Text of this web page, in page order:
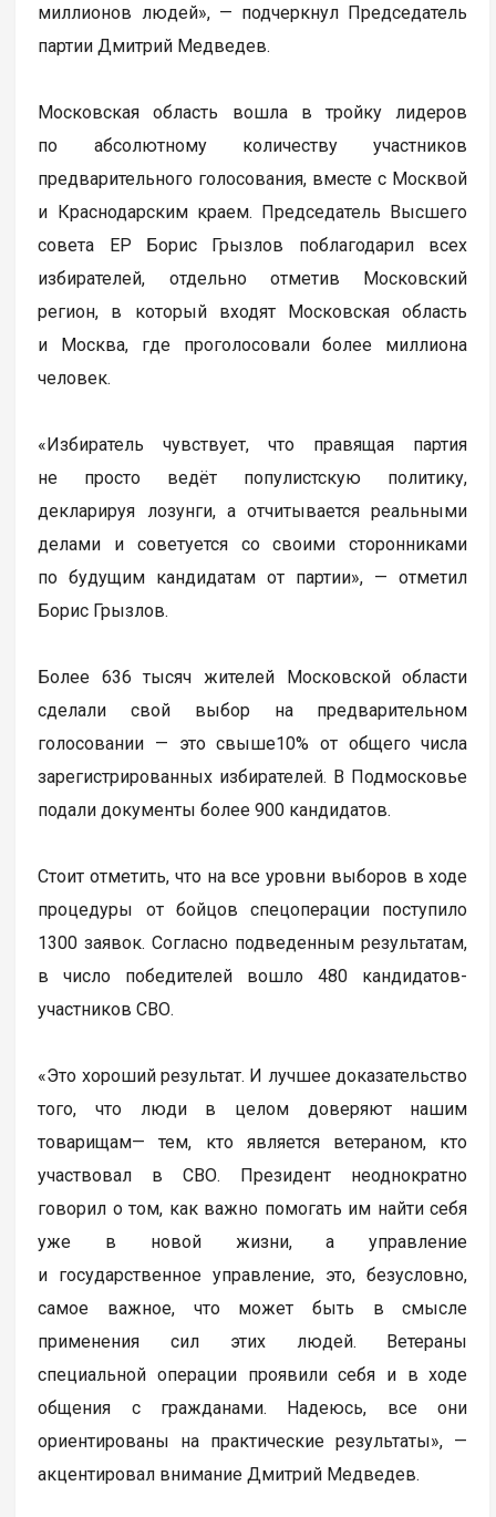
миллионов людей», — подчеркнул Председатель
партии Дмитрий Медведев.
Московская область вошла в тройку лидеров
по абсолютному количеству участников
предварительного голосования, вместе с Москвой
и Краснодарским краем. Председатель Высшего
совета ЕР Борис Грызлов поблагодарил всех
избирателей, отдельно отметив Московский
регион, в который входят Московская область
и Москва, где проголосовали более миллиона
человек.
«Избиратель чувствует, что правящая партия
не просто ведёт популистскую политику,
декларируя лозунги, а отчитывается реальными
делами и советуется со своими сторонниками
по будущим кандидатам от партии», — отметил
Борис Грызлов.
Более 636 тысяч жителей Московской области
сделали свой выбор на предварительном
голосовании — это свыше10% от общего числа
зарегистрированных избирателей. В Подмосковье
подали документы более 900 кандидатов.
Стоит отметить, что на все уровни выборов в ходе
процедуры от бойцов спецоперации поступило
1300 заявок. Согласно подведенным результатам,
в число победителей вошло 480 кандидатов-
участников СВО.
«Это хороший результат. И лучшее доказательство
того, что люди в целом доверяют нашим
товарищам— тем, кто является ветераном, кто
участвовал в СВО. Президент неоднократно
говорил о том, как важно помогать им найти себя
уже в новой жизни, а управление
и государственное управление, это, безусловно,
самое важное, что может быть в смысле
применения сил этих людей. Ветераны
специальной операции проявили себя и в ходе
общения с гражданами. Надеюсь, все они
ориентированы на практические результаты», —
акцентировал внимание Дмитрий Медведев.